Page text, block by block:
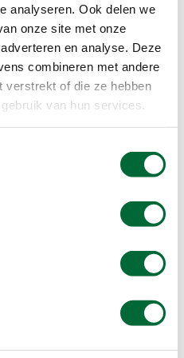
analyseren. Ook delen we
onze site met onze
en analyse. Deze
combineren met andere
verstrekt of die ze hebben
van hun services.
Depot Boijmans van
Flickr)
is vanwege een
maar het ernaast
museum heeft een
worden. Maar het
is uniek in de
voor publiek. Er
kunstwerken in
het is met
op het dak is een